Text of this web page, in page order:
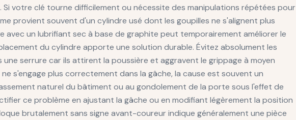
votre clé tourne difficilement ou nécessite des manipulations répétées pour
provient souvent d'un cylindre usé dont les goupilles ne s'alignent plus
avec un lubrifiant sec à base de graphite peut temporairement améliorer le
du cylindre apporte une solution durable. Évitez absolument les
serrure car ils attirent la poussière et aggravent le grippage à moyen
s'engage plus correctement dans la gâche, la cause est souvent un
naturel du bâtiment ou au gondolement de la porte sous l'effet de
ce problème en ajustant la gâche ou en modifiant légèrement la position
brutalement sans signe avant-coureur indique généralement une pièce